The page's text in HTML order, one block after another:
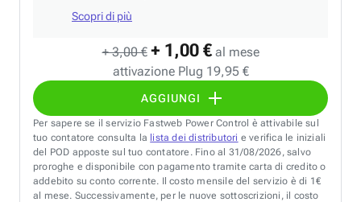
+ 3,00 € + 1,00 € al mese
attivazione Plug 19,95 €
AGGIUNGI
Scopri di più
Per sapere se il servizio Fastweb Power Control è attivabile sul
tuo contatore consulta la lista dei distributori e verifica le iniziali
del POD apposte sul tuo contatore. Fino al 31/08/2026, salvo
proroghe e disponibile con pagamento tramite carta di credito o
addebito su conto corrente. Il costo mensile del servizio è di 1€
al mese. Successivamente, per le nuove sottoscrizioni, il costo